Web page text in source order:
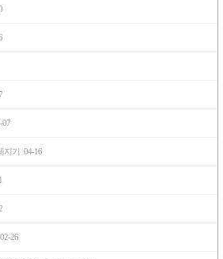
07
지기 04-16
02-26